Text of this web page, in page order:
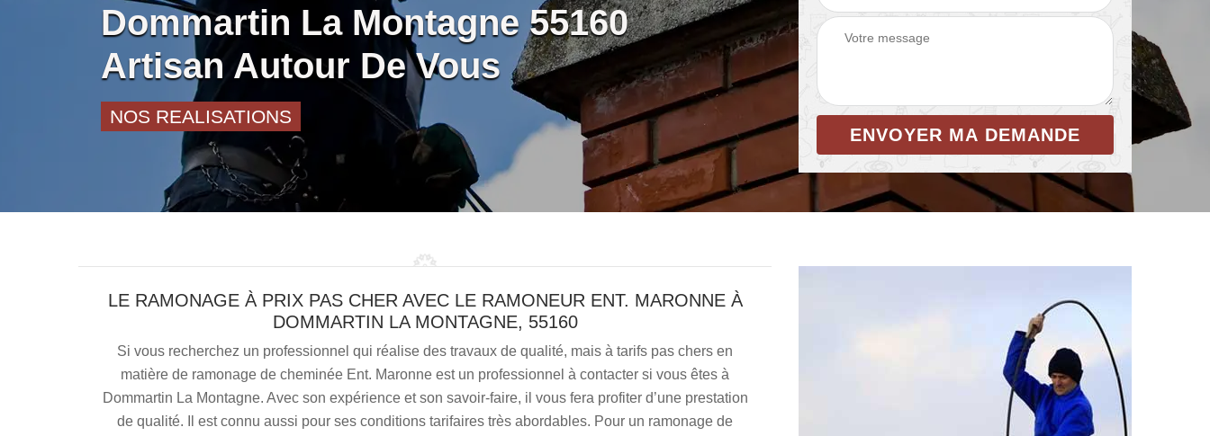
Dommartin La Montagne 55160
Artisan Autour De Vous
NOS REALISATIONS
LE RAMONAGE À PRIX PAS CHER AVEC LE RAMONEUR ENT. MARONNE À
DOMMARTIN LA MONTAGNE, 55160
Si vous recherchez un professionnel qui réalise des travaux de qualité, mais à tarifs pas chers en
matière de ramonage de cheminée Ent. Maronne est un professionnel à contacter si vous êtes à
Dommartin La Montagne. Avec son expérience et son savoir-faire, il vous fera profiter d’une prestation
de qualité. Il est connu aussi pour ses conditions tarifaires très abordables. Pour un ramonage de